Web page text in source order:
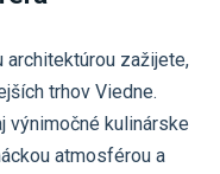
zažijete,
trhov Viedne.
výnimočné kulinárske
atmosférou a